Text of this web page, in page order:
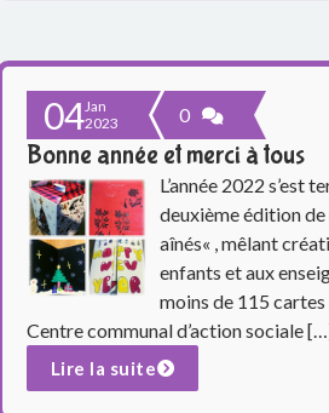
04Jan
2023
0
Bonne année et merci à tous
L’année 2022 s’est
deuxième édition
aînés« , mêlant
enfants et aux
moins de 115
Centre communal d’action sociale
Lire la suite